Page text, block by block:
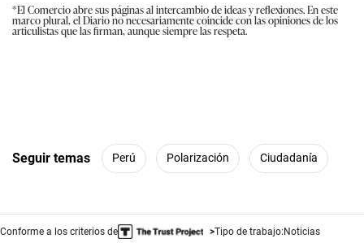
*El Comercio abre sus páginas al intercambio de ideas y reflexiones. En este
marco plural, el Diario no necesariamente coincide con las opiniones de los
articulistas que las firman, aunque siempre las respeta.
Seguir temas Perú Polarización Ciudadanía
Conforme a los criterios de Tipo de trabajo:Noticias